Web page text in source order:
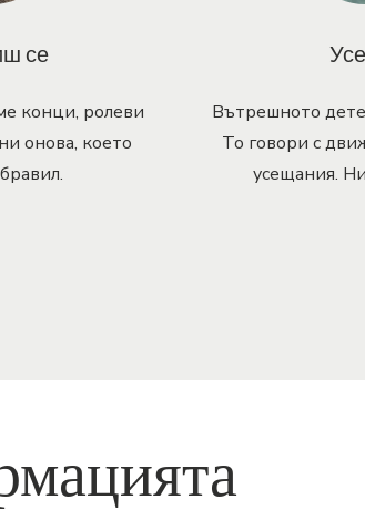
се
конци, ролеви
онова, което
Вътрешното
То говори с
усещания.